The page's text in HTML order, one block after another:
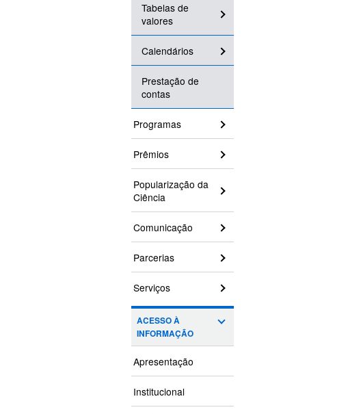
Tabelas de
valores
Calendários
Prestação de
contas
Programas
Prêmios
Popularização da
Ciência
Comunicação
Parcerias
Serviços
ACESSO À
INFORMAÇÃO
Apresentação
Institucional